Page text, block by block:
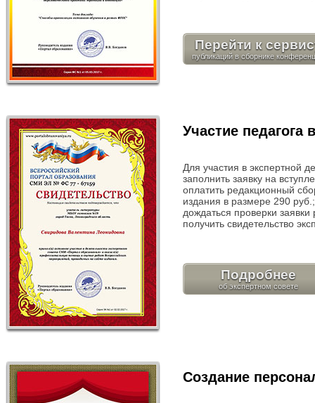
Перейти к
Участие педагога
Для участия в экспертной
заполнить заявку на
оплатить редакционный
издания в размере 290 руб.;
дождаться проверки
получить свидетельство
Подробнее
об экспертном совете
Создание